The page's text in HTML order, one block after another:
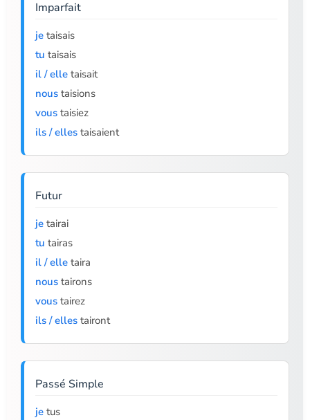
Imparfait
je taisais
tu taisais
il / elle taisait
nous taisions
vous taisiez
ils / elles taisaient
Futur
je tairai
tu tairas
il / elle taira
nous tairons
vous tairez
ils / elles tairont
Passé Simple
je tus